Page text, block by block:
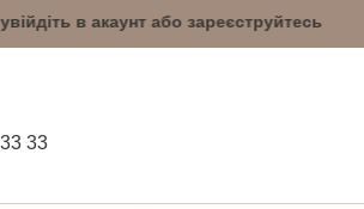
увійдіть в акаунт або
33